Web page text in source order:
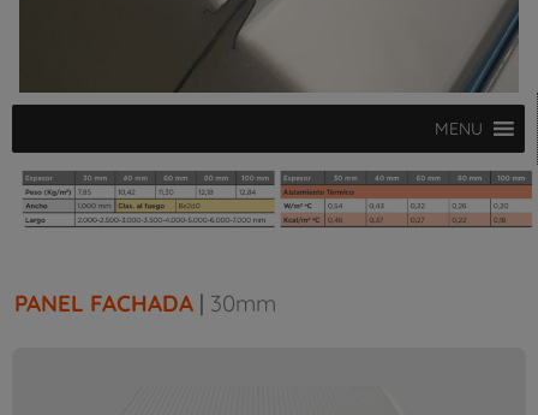
MENU
PANEL FACHADA | 30mm